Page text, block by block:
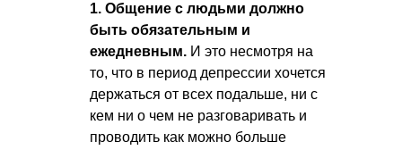
1. Общение с людьми должно
быть обязательным и
ежедневным. И это несмотря на
то, что в период депрессии хочется
держаться от всех подальше, ни с
кем ни о чем не разговаривать и
проводить как можно больше